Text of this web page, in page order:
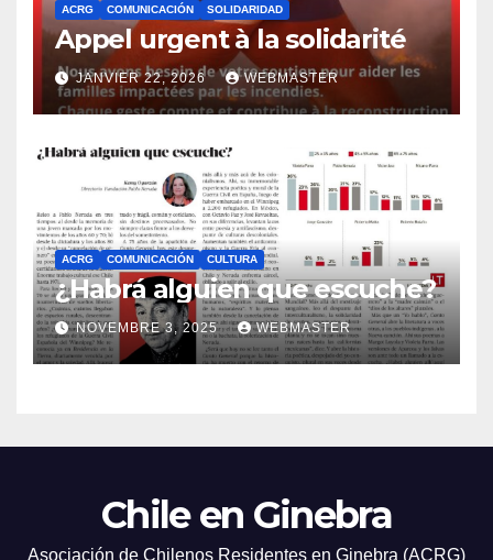
ACRG COMUNICACIÓN SOLIDARIDAD
Appel urgent à la solidarité
JANVIER 22, 2026 WEBMASTER
ACRG COMUNICACIÓN CULTURA
¿Habrá alguien que escuche?
NOVEMBRE 3, 2025 WEBMASTER
Chile en Ginebra
Asociación de Chilenos Residentes en Ginebra (ACRG)